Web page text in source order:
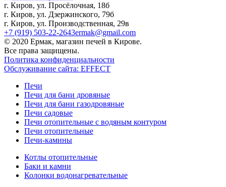
г. Киров, ул. Просёлочная, 18б
г. Киров, ул. Дзержинского, 79б
г. Киров, ул. Производственная, 29в
+7 (919) 503-22-2643ermak@gmail.com
© 2020 Ермак, магазин печей в Кирове.
Все права защищены.
Политика конфиденциальности
Обслуживание сайта: EFFECT
Печи
Печи для бани дровяные
Печи для бани газодровяные
Печи садовые
Печи отопительные c водяным контуром
Печи отопительные
Печи-камины
Котлы отопительные
Баки и камни
Колонки водонагревательные